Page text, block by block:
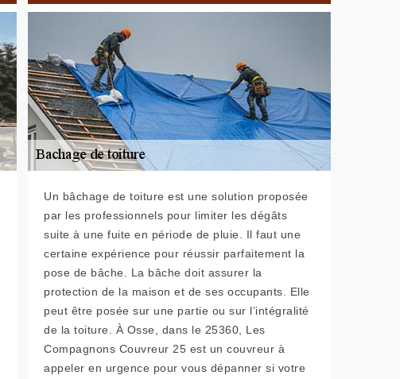
Un bâchage de toiture est une solution proposée
par les professionnels pour limiter les dégâts
suite à une fuite en période de pluie. Il faut une
certaine expérience pour réussir parfaitement la
pose de bâche. La bâche doit assurer la
protection de la maison et de ses occupants. Elle
peut être posée sur une partie ou sur l’intégralité
de la toiture. À Osse, dans le 25360, Les
Compagnons Couvreur 25 est un couvreur à
appeler en urgence pour vous dépanner si votre